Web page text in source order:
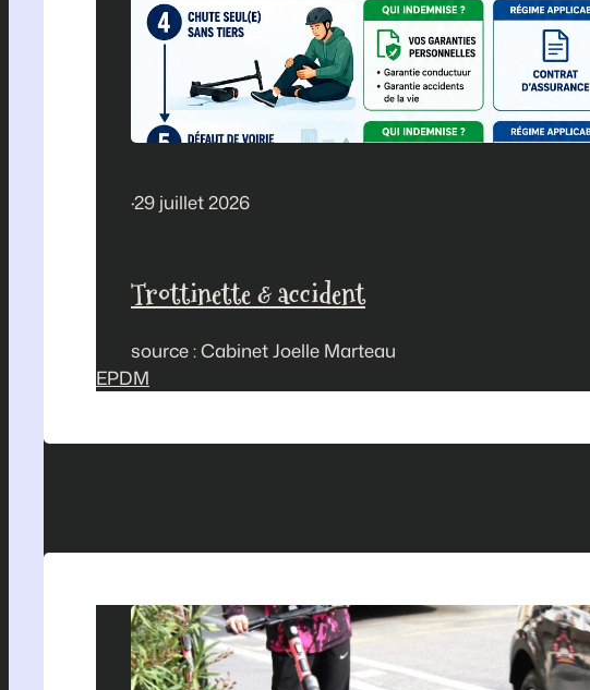
·29 juillet 2026
Trottinette & accident
source : Cabinet Joelle Marteau
EPDM